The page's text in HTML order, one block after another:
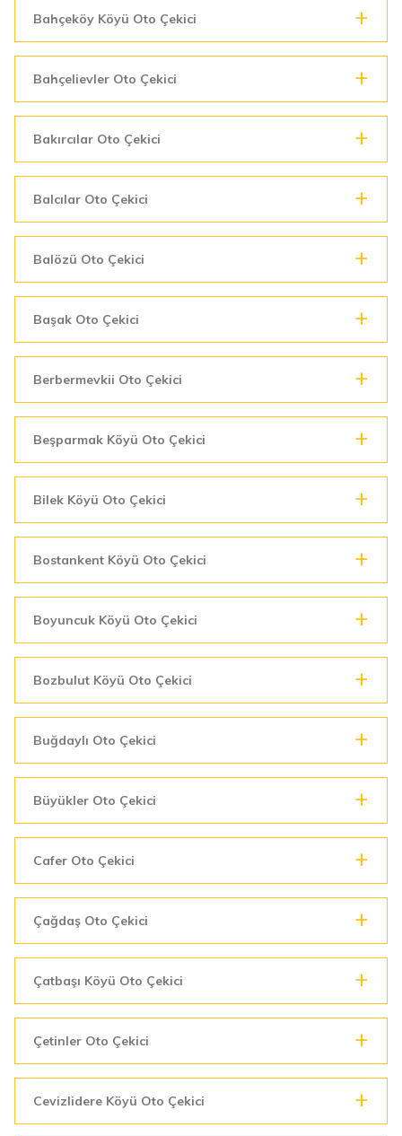
Bahçeköy Köyü Oto Çekici
Bahçelievler Oto Çekici
Bakırcılar Oto Çekici
Balcılar Oto Çekici
Balözü Oto Çekici
Başak Oto Çekici
Berbermevkii Oto Çekici
Beşparmak Köyü Oto Çekici
Bilek Köyü Oto Çekici
Bostankent Köyü Oto Çekici
Boyuncuk Köyü Oto Çekici
Bozbulut Köyü Oto Çekici
Buğdaylı Oto Çekici
Büyükler Oto Çekici
Cafer Oto Çekici
Çağdaş Oto Çekici
Çatbaşı Köyü Oto Çekici
Çetinler Oto Çekici
Cevizlidere Köyü Oto Çekici